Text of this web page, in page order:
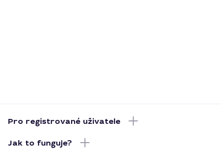
Pro registrované uživatele
Jak to funguje?